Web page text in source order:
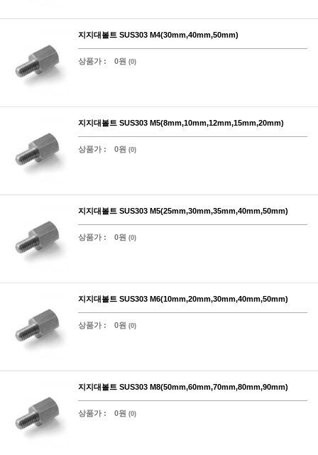
지지대볼트 SUS303 M4(30mm,40mm,50mm)
상품가 : 0원 (0)
지지대볼트 SUS303 M5(8mm,10mm,12mm,15mm,20mm)
상품가 : 0원 (0)
지지대볼트 SUS303 M5(25mm,30mm,35mm,40mm,50mm)
상품가 : 0원 (0)
지지대볼트 SUS303 M6(10mm,20mm,30mm,40mm,50mm)
상품가 : 0원 (0)
지지대볼트 SUS303 M8(50mm,60mm,70mm,80mm,90mm)
상품가 : 0원 (0)